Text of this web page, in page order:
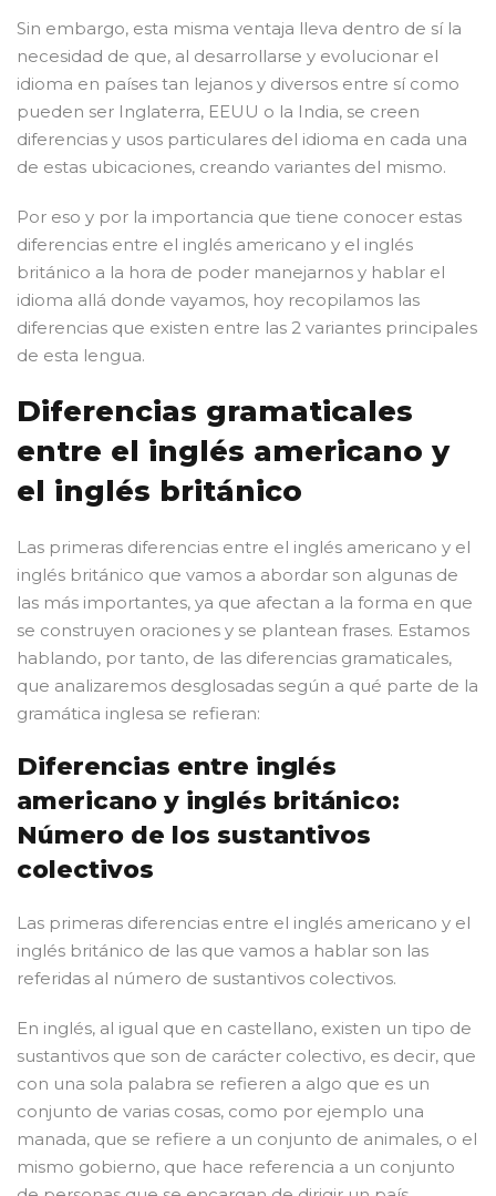
Sin embargo, esta misma ventaja lleva dentro de sí la
necesidad de que, al desarrollarse y evolucionar el
idioma en países tan lejanos y diversos entre sí como
pueden ser Inglaterra, EEUU o la India, se creen
diferencias y usos particulares del idioma en cada una
de estas ubicaciones, creando variantes del mismo.
Por eso y por la importancia que tiene conocer estas
diferencias entre el inglés americano y el inglés
británico a la hora de poder manejarnos y hablar el
idioma allá donde vayamos, hoy recopilamos las
diferencias que existen entre las 2 variantes principales
de esta lengua.
Diferencias gramaticales
entre el inglés americano y
el inglés británico
Las primeras diferencias entre el inglés americano y el
inglés británico que vamos a abordar son algunas de
las más importantes, ya que afectan a la forma en que
se construyen oraciones y se plantean frases. Estamos
hablando, por tanto, de las diferencias gramaticales,
que analizaremos desglosadas según a qué parte de la
gramática inglesa se refieran:
Diferencias entre inglés
americano y inglés británico:
Número de los sustantivos
colectivos
Las primeras diferencias entre el inglés americano y el
inglés británico de las que vamos a hablar son las
referidas al número de sustantivos colectivos.
En inglés, al igual que en castellano, existen un tipo de
sustantivos que son de carácter colectivo, es decir, que
con una sola palabra se refieren a algo que es un
conjunto de varias cosas, como por ejemplo una
manada, que se refiere a un conjunto de animales, o el
mismo gobierno, que hace referencia a un conjunto